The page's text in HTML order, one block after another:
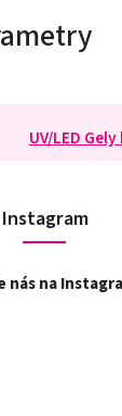
UV/LED
Instagram
nás na